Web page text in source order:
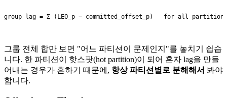
그룹 전체 합만 보면 "어느 파티션이 문제인지"를 놓치기 쉽습
니다. 한 파티션이 핫스팟(hot partition)이 되어 혼자 lag을 만들
어내는 경우가 흔하기 때문에, 항상 파티션별로 분해해서 봐야
합니다.